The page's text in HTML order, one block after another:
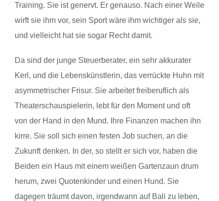
Training. Sie ist genervt. Er genauso. Nach einer Weile
wirft sie ihm vor, sein Sport wäre ihm wichtiger als sie,
und vielleicht hat sie sogar Recht damit.
Da sind der junge Steuerberater, ein sehr akkurater
Kerl, und die Lebenskünstlerin, das verrückte Huhn mit
asymmetrischer Frisur. Sie arbeitet freiberuflich als
Theaterschauspielerin, lebt für den Moment und oft
von der Hand in den Mund. Ihre Finanzen machen ihn
kirre. Sie soll sich einen festen Job suchen, an die
Zukunft denken. In der, so stellt er sich vor, haben die
Beiden ein Haus mit einem weißen Gartenzaun drum
herum, zwei Quotenkinder und einen Hund. Sie
dagegen träumt davon, irgendwann auf Bali zu leben,